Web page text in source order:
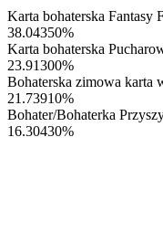
Karta bohaterska Fantasy
38.04350%
Karta bohaterska
23.91300%
Bohaterska zimowa karta
21.73910%
Bohater/Bohaterka
16.30430%